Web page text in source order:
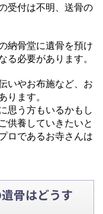
受付は不明、送骨の
納骨堂に遺骨を預け
る必要があります。
いやお布施など、お
ります。
思う方もいるかもし
供養していきたいと
ロであるお寺さんは
骨はどうす